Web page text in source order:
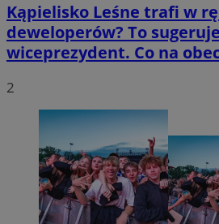
Kąpielisko Leśne trafi w
deweloperów? To
wiceprezydent. Co na
2